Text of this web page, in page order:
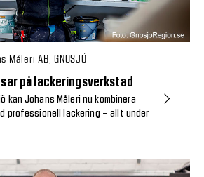
AB, GNOSJÖ
på lackeringsverkstad
kan Johans Måleri nu kombinera
professionell lackering – allt under